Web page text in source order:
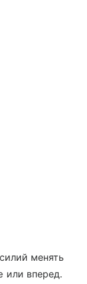
менять
вперед.